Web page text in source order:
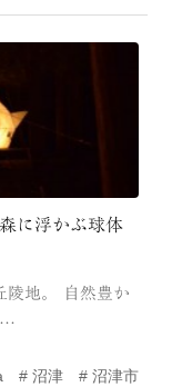
に浮かぶ球体
陵地。 自然豊か
沼津 沼津市